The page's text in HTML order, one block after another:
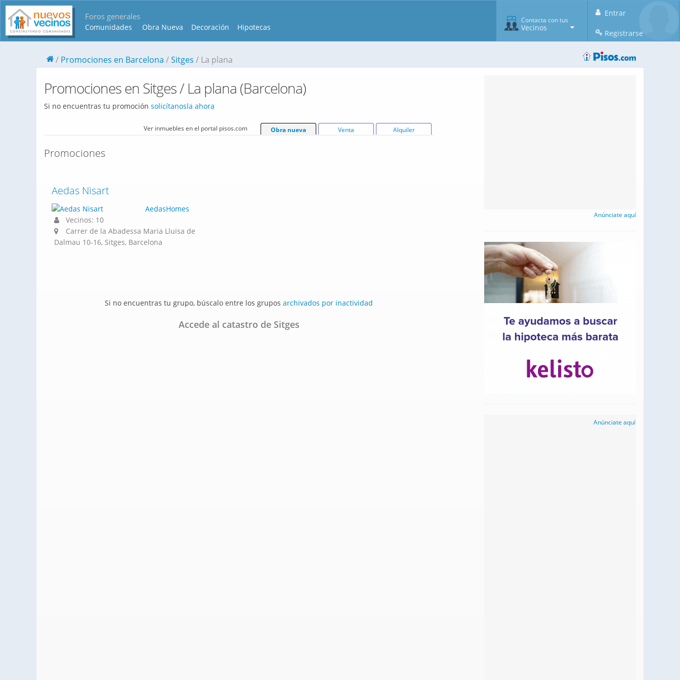
Foros generales
Comunidades Obra Nueva Decoración Hipotecas
Entrar
Registrarse
Contacta con tus
Vecinos
Promociones en Barcelona Sitges La plana
Promociones en Sitges / La plana (Barcelona)
Si no encuentras tu promoción solicítanosla ahora
Ver inmuebles en el portal pisos.com Obra nueva Venta Alquiler
Promociones
Aedas Nisart
AedasHomes
Vecinos: 10
Carrer de la Abadessa Maria Lluisa de
Dalmau 10-16, Sitges, Barcelona
Si no encuentras tu grupo, búscalo entre los grupos archivados por inactividad
Accede al catastro de Sitges
Anúnciate aquí
Anúnciate aquí